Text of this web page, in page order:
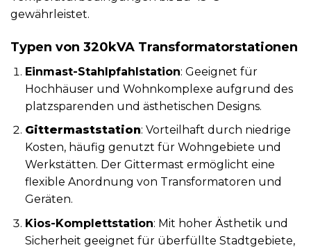
gewährleistet.
Typen von 320kVA Transformatorstationen
Einmast-Stahlpfahlstation: Geeignet für
Hochhäuser und Wohnkomplexe aufgrund des
platzsparenden und ästhetischen Designs.
Gittermaststation: Vorteilhaft durch niedrige
Kosten, häufig genutzt für Wohngebiete und
Werkstätten. Der Gittermast ermöglicht eine
flexible Anordnung von Transformatoren und
Geräten.
Kios-Komplettstation: Mit hoher Ästhetik und
Sicherheit geeignet für überfüllte Stadtgebiete,